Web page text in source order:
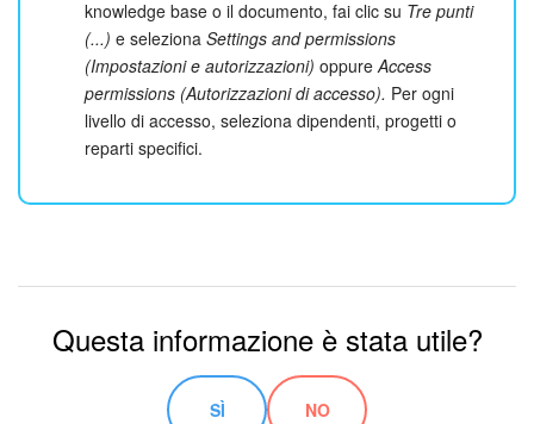
knowledge base o il documento, fai clic su Tre punti
(...) e seleziona Settings and permissions
(Impostazioni e autorizzazioni) oppureAccess
permissions (Autorizzazioni di accesso). Per ogni
livello di accesso, seleziona dipendenti, progetti o
reparti specifici.
Questa informazione è stata utile?
SÌ NO